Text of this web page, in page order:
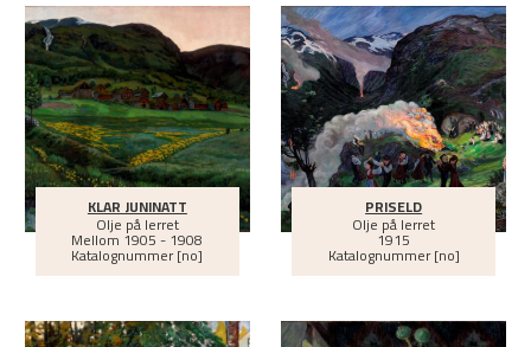
KLAR JUNINATT
Olje på lerret
Mellom 1905 - 1908
Katalognummer [no]
PRISELD
Olje på lerret
1915
Katalognummer [no]